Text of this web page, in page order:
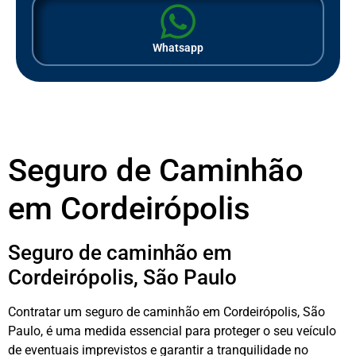
Whatsapp
Seguro de Caminhão
em Cordeirópolis
Seguro de caminhão em
Cordeirópolis, São Paulo
Contratar um seguro de caminhão em Cordeirópolis, São
Paulo, é uma medida essencial para proteger o seu veículo
de eventuais imprevistos e garantir a tranquilidade no